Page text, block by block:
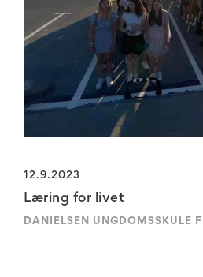
12.9.2023
Læring for livet
DANIELSEN UNGDOMSSKULE